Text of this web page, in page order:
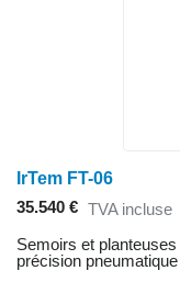
IrTem FT-06
35.540 € TVA incluse
Semoirs et
précision pneumatique